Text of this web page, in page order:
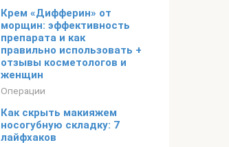
Крем «Дифферин» от
морщин: эффективность
препарата и как
правильно использовать +
отзывы косметологов и
женщин
Операции
Как скрыть макияжем
носогубную складку: 7
лайфхаков